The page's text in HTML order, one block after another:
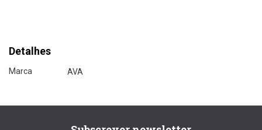
Detalhes
Marca AVA